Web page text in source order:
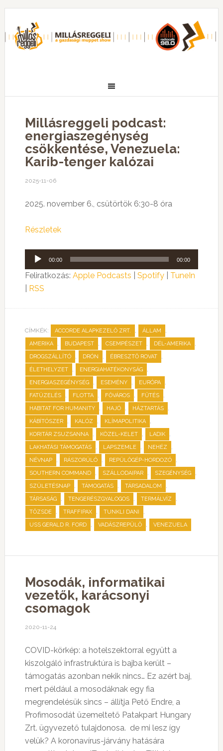
Millásreggeli podcast:
energiaszegénység
csökkentése, Venezuela:
Karib-tenger kalózai
2025-11-06
2025. november 6., csütörtök 6:30-8 óra
Részletek
Audió
lejátszó
00:00 00:00
Feliratkozás: Apple Podcasts Spotify| TuneIn
RSS
CÍMKÉK: ACCORDE ALAPKEZELŐ ZRT. , ÁLLAM ,
AMERIKA , BUDAPEST , CSEMPÉSZET , DÉL-AMERIKA ,
DROGSZÁLLÍTÓ , DRÓN , ÉBRESZTŐ ROVAT ,
ÉLETHELYZET , ENERGIAHATÉKONYSÁG ,
ENERGIASZEGÉNYSÉG , ESEMÉNY , EURÓPA ,
FATÜZELÉS , FLOTTA , FŐVÁROS , FŰTÉS ,
HABITAT FOR HUMANITY , HAJÓ , HÁZTARTÁS ,
KÁBÍTÓSZER , KALÓZ , KLÍMAPOLITIKA ,
KORITÁR ZSUZSANNA , KÖZEL-KELET , LADIK ,
LAKHATÁSI TÁMOGATÁS , LAPSZEMLE , NEHÉZ ,
NÉVNAP , RÁSZORÚLÓ , REPÜLŐGÉP-HORDOZÓ ,
SOUTHERN COMMAND , SZÁLLODAIPAR , SZEGÉNYSÉG ,
SZÜLETÉSNAP , TÁMOGATÁS , TÁRSADALOM ,
TÁRSASÁG , TENGERÉSZGYALOGOS , TERMÁLVÍZ ,
TŐZSDE , TRAFFIPAX , TUNKLI DANI ,
USS GERALD R. FORD , VADÁSZREPÜLŐ , VENEZUELA
Mosodák, informatikai
vezetők, karácsonyi
csomagok
2020-11-24
COVID-körkép: a hotelszektorral együtt a
kiszolgáló infrastruktúra is bajba került –
támogatás azonban nekik nincs… Ez azért baj,
mert például a mosodáknak egy fia
megrendelésük sincs – állítja Pető Endre, a
Profimosodát üzemeltető Patakpart Hungary
Zrt. ügyvezető tulajdonosa. de mi lesz így
velük? A koronavírus-járvány hatására